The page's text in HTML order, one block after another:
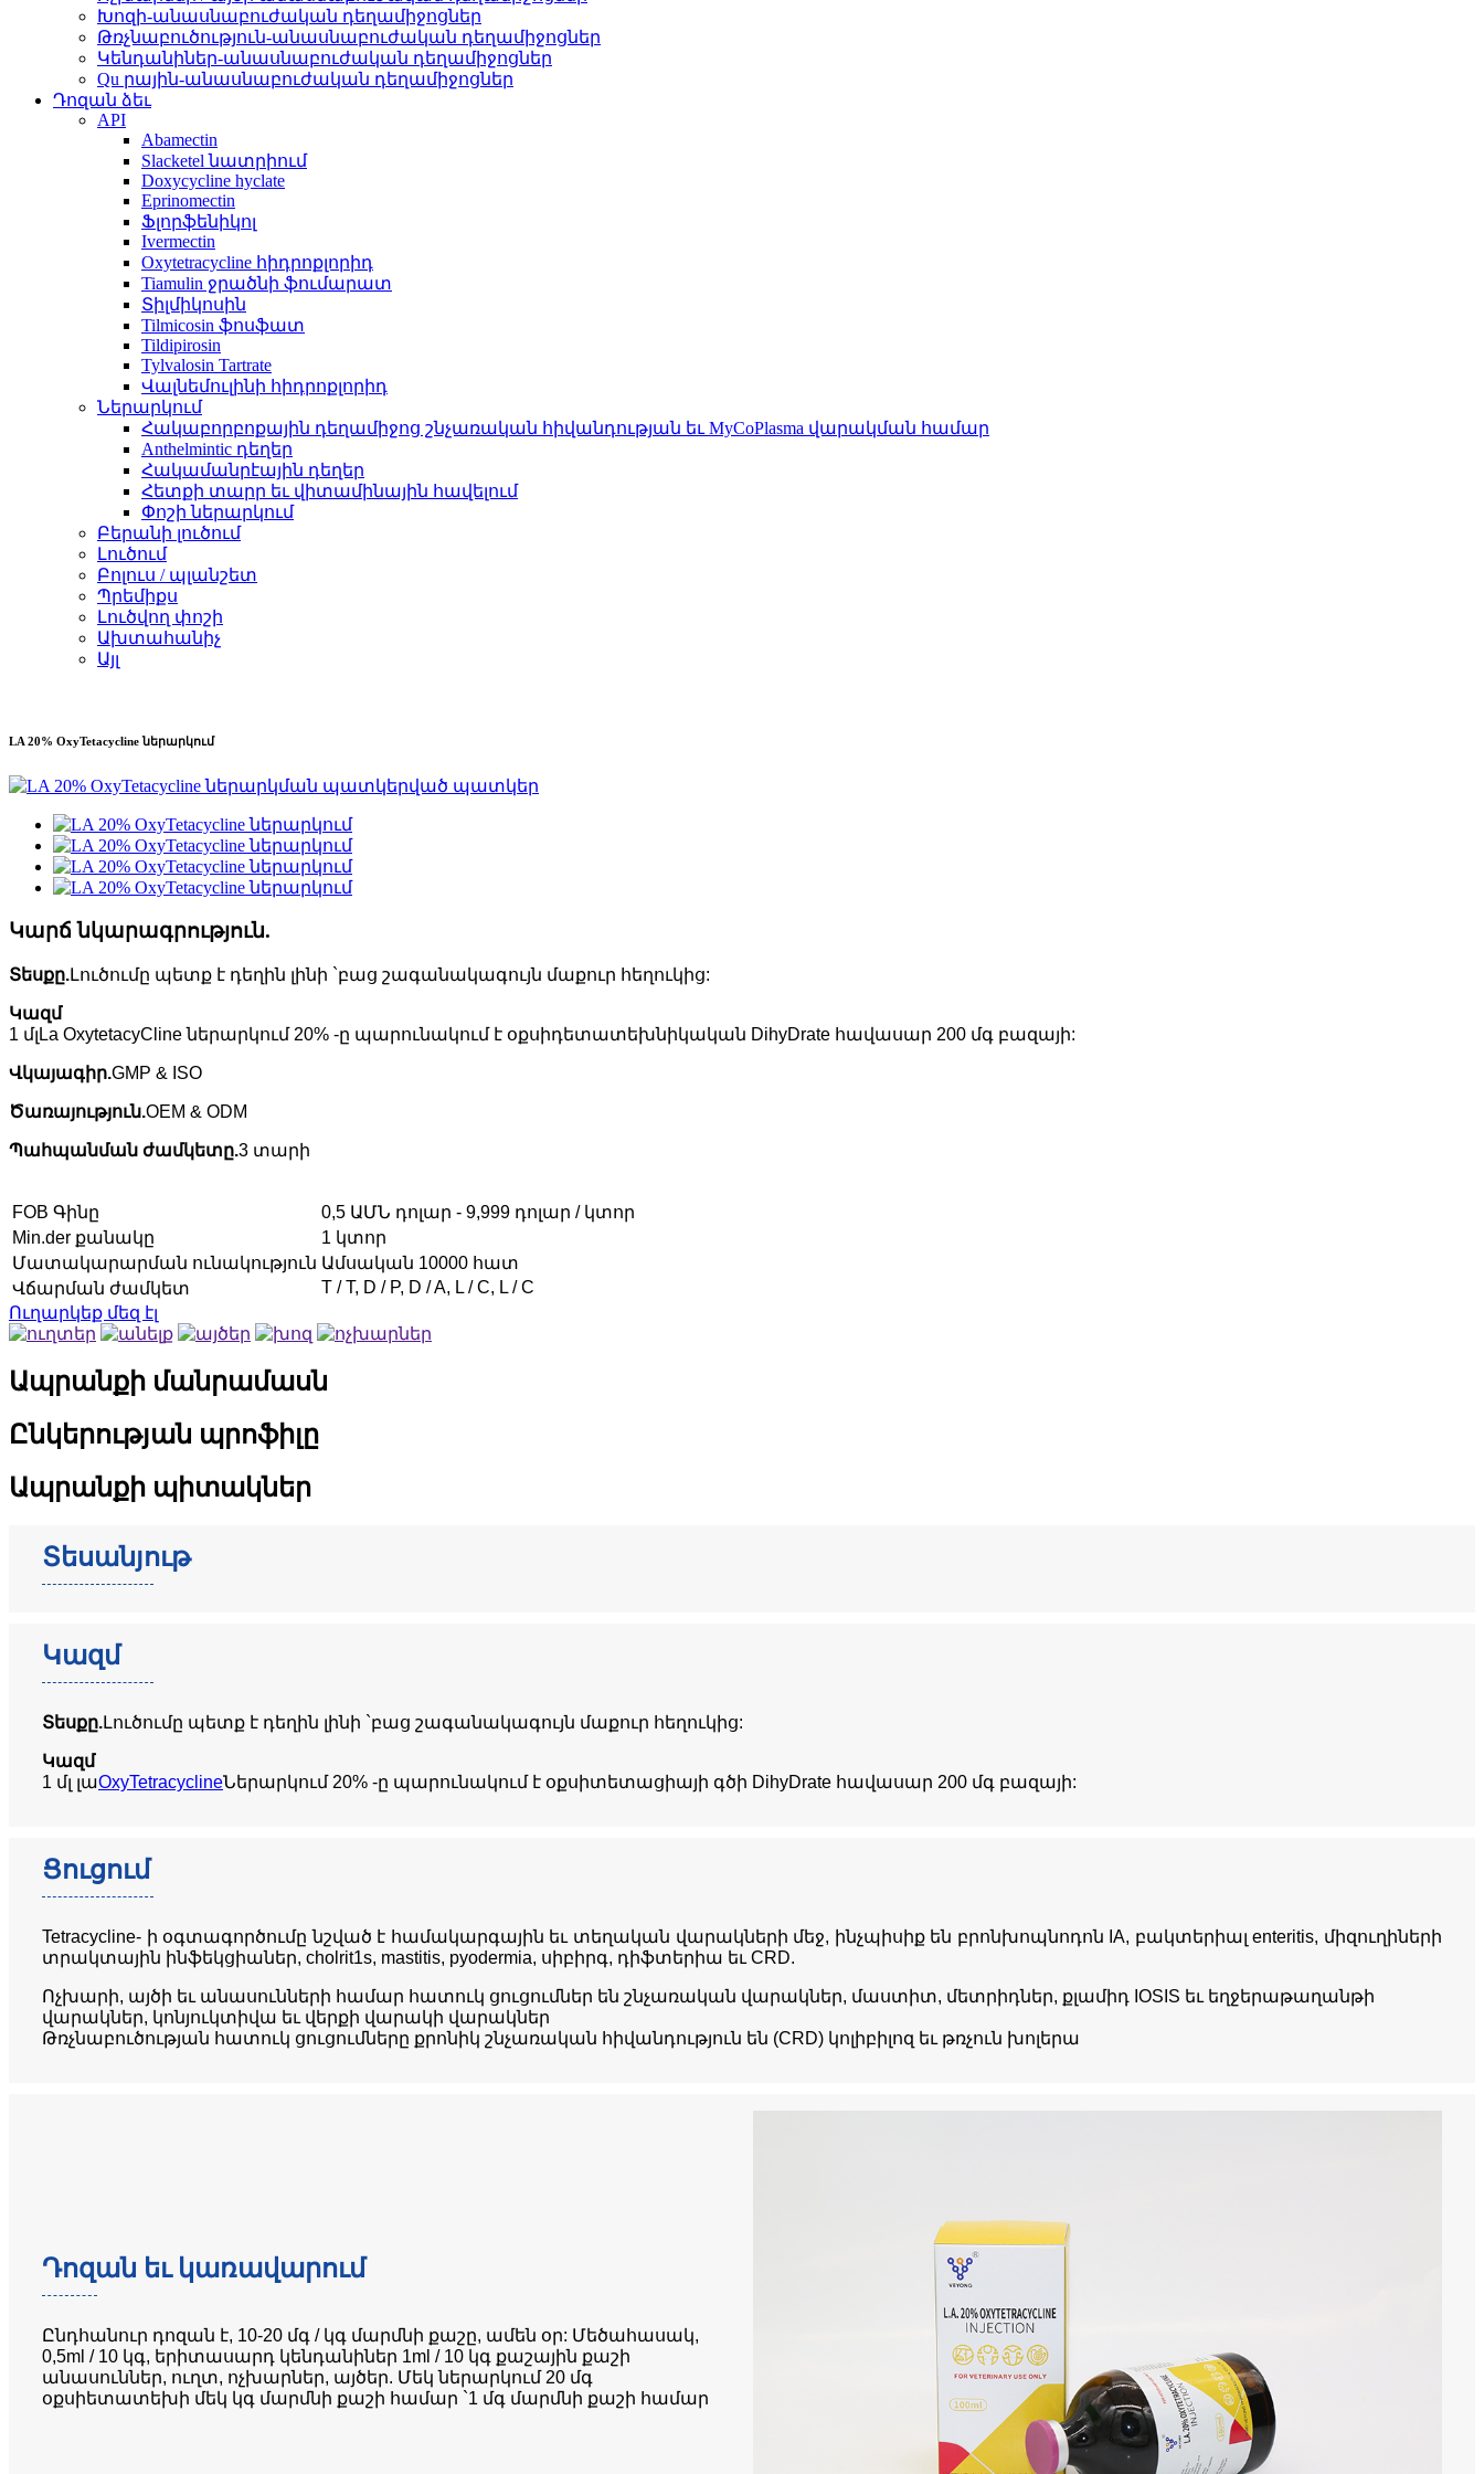
Խոզի-անասնաբուժական դեղամիջոցներ
Թռչնաբուծություն-անասնաբուժական դեղամիջոցներ
Կենդանիներ-անասնաբուժական դեղամիջոցներ
Qu րային-անասնաբուժական դեղամիջոցներ
Դոզան ձեւ
API
Abamectin
Slacketel նատրիում
Doxycycline hyclate
Eprinomectin
Ֆլորֆենիկոլ
Ivermectin
Oxytetracycline հիդրոքլորիդ
Tiamulin ջրածնի ֆումարատ
Տիլմիկոսին
Tilmicosin ֆոսֆատ
Tildipirosin
Tylvalosin Tartrate
Վալնեմուլինի հիդրոքլորիդ
Ներարկում
Հակաբորբոքային դեղամիջոց շնչառական հիվանդության եւ MyCoPlasma վարակման համար
Anthelmintic դեղեր
Հակամանրէային դեղեր
Հետքի տարր եւ վիտամինային հավելում
Փոշի ներարկում
Բերանի լուծում
Լուծում
Բոլուս / պլանշետ
Պրեմիքս
Լուծվող փոշի
Ախտահանիչ
Այլ
LA 20% OxyTetacycline ներարկում
Կարճ նկարագրություն.
Տեսքը.Լուծումը պետք է դեղին լինի `բաց շագանակագույն մաքուր հեղուկից:
Կազմ
1 մլ La OxytetacyCline ներարկում 20% -ը պարունակում է օքսիդետատեխնիկական DihyDrate հավասար 200 մգ բազայի:
Վկայագիր.GMP & ISO
Ծառայություն.OEM & ODM
Պահպանման ժամկետը.3 տարի
FOB Գինը
0,5 ԱՄՆ դոլար - 9,999 դոլար / կտոր
Min.der քանակը
1 կտոր
Մատակարարման ունակություն Ամսական 10000 հատ
Վճարման ժամկետ
T / T, D / P, D / A, L / C, L / C
Ուղարկեք մեզ էլ
Ապրանքի մանրամասն
Ընկերության պրոֆիլը
Ապրանքի պիտակներ
Տեսանյութ
Կազմ
Տեսքը.Լուծումը պետք է դեղին լինի `բաց շագանակագույն մաքուր հեղուկից:
Կազմ
1 մլ լաOxyTetracyclineՆերարկում 20% -ը պարունակում է օքսիտետացիայի գծի DihyDrate հավասար 200 մգ բազայի:
Ցուցում
Tetracycline- ի օգտագործումը նշված է համակարգային եւ տեղական վարակների մեջ, ինչպիսիք են բրոնխոպնոդոն IA, բակտերիալ enteritis, միզուղիների
տրակտային ինֆեկցիաներ, cholrit1s, mastitis, pyodermia, սիբիրգ, դիֆտերիա եւ CRD.
Ոչխարի, այծի եւ անասունների համար հատուկ ցուցումներ են շնչառական վարակներ, մաստիտ, մետրիդներ, քլամիդ IOSIS եւ եղջերաթաղանթի
վարակներ, կոնյուկտիվա եւ վերքի վարակի վարակներ
Թռչնաբուծության հատուկ ցուցումները քրոնիկ շնչառական հիվանդություն են (CRD) կոլիբիլոզ եւ թռչուն խոլերա
Դոզան եւ կառավարում
Ընդհանուր դոզան է, 10-20 մգ / կգ մարմնի քաշը, ամեն օր: Մեծահասակ,
0,5ml / 10 կգ, երիտասարդ կենդանիներ 1ml / 10 կգ քաշային քաշի
անասուններ, ուղտ, ոչխարներ, այծեր. Մեկ ներարկում 20 մգ
օքսիետատեխի մեկ կգ մարմնի քաշի համար `1 մգ մարմնի քաշի համար